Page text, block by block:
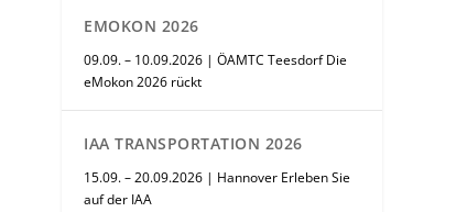
EMOKON 2026
09.09. – 10.09.2026 | ÖAMTC Teesdorf Die
eMokon 2026 rückt
IAA TRANSPORTATION 2026
15.09. – 20.09.2026 | Hannover Erleben Sie
auf der IAA